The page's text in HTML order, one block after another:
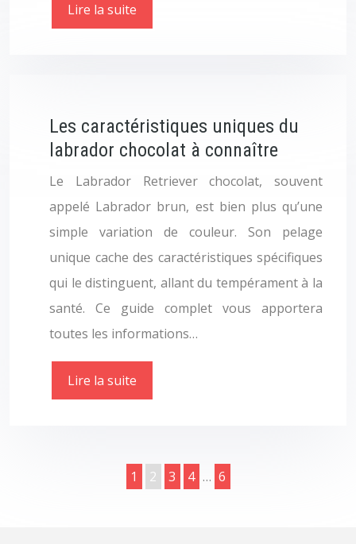
Lire la suite
Les caractéristiques uniques du
labrador chocolat à connaître
Le Labrador Retriever chocolat, souvent
appelé Labrador brun, est bien plus qu’une
simple variation de couleur. Son pelage
unique cache des caractéristiques spécifiques
qui le distinguent, allant du tempérament à la
santé. Ce guide complet vous apportera
toutes les informations…
Lire la suite
1 2 3 4 … 6